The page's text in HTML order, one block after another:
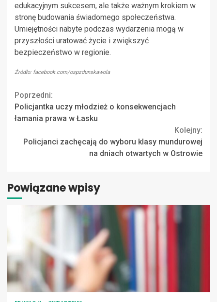
edukacyjnym sukcesem, ale także ważnym krokiem w
stronę budowania świadomego społeczeństwa.
Umiejętności nabyte podczas wydarzenia mogą w
przyszłości uratować życie i zwiększyć
bezpieczeństwo w regionie.
Źródło: facebook.com/ospzdunskawola
Continue
Reading
Poprzedni:
Policjantka uczy młodzież o konsekwencjach
łamania prawa w Łasku
Kolejny:
Policjanci zachęcają do wyboru klasy mundurowej
na dniach otwartych w Ostrowie
Powiązane wpisy